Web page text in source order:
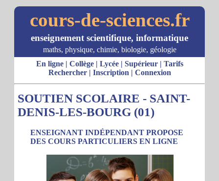
cours-de-sciences.fr
enseignement scientifique, informatique
maths, physique, chimie, biologie, géologie
En ligne| Collège| Lycée| Supérieur| Tarifs
Rechercher| Inscription | Connexion
SOUTIEN SCOLAIRE - SAINT-
DENIS-LES-BOURG (01)
ENSEIGNANT INDÉPENDANT PROPOSE
DES COURS PARTICULIERS EN LIGNE